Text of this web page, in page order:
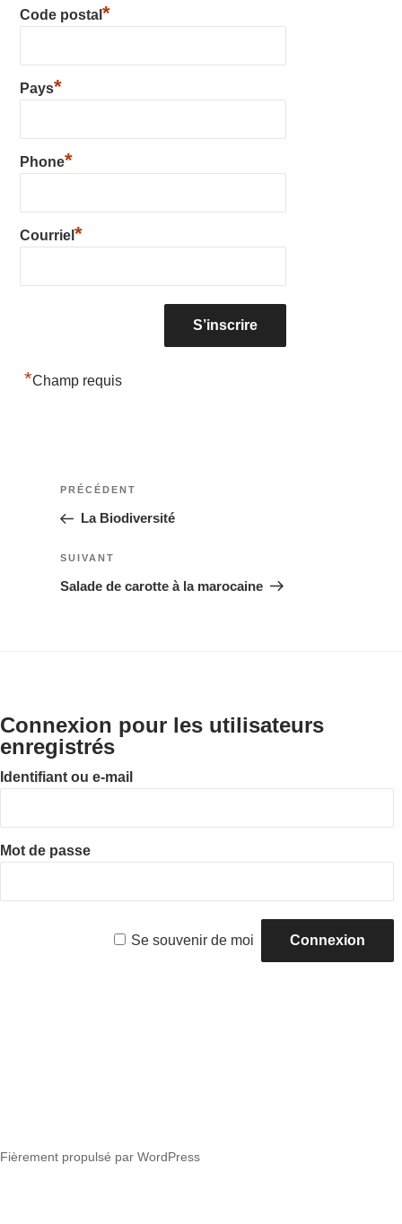
Code postal*
Pays*
Phone*
Courriel*
*Champ requis
Navigation
l’article
Article
précédent
PRÉCÉDENT
La Biodiversité
Article
suivant
SUIVANT
Salade de carotte à la marocaine
Connexion pour les utilisateurs
enregistrés
Identifiant ou e-mail
Mot de passe
Se souvenir de moi
Fièrement propulsé par WordPress